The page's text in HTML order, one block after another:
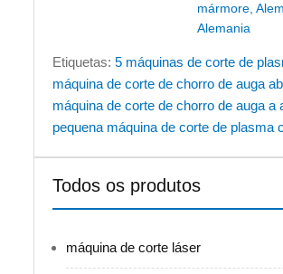
mármore,
Alemania
Etiquetas: 5 máquinas de corte de
máquina de corte de chorro de auga
máquina de corte de chorro de auga a
pequena máquina de corte de plasma
Todos os produtos
máquina de corte láser